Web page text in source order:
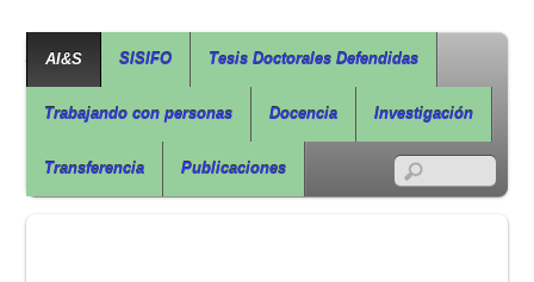
Agua, Ingeniería & Sostenibilidad
RSS
AI&S SISIFO Tesis Doctorales Defendidas
Trabajando con personas Docencia Investigación
Transferencia Publicaciones